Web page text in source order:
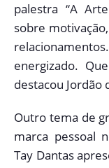
palestra “A
sobre
energizado.
destacou Jordão
Outro tema de
marca pessoal
Tay Dantas